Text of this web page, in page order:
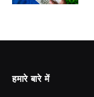
हमारे बारे में